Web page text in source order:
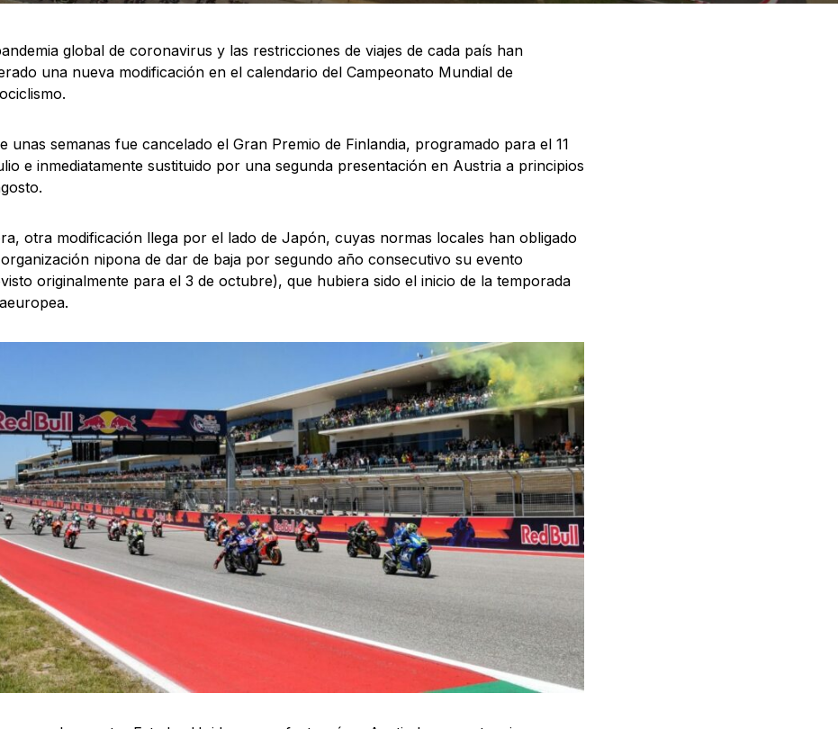
global de coronavirus y las restricciones de viajes de cada país han
una nueva modificación en el calendario del Campeonato Mundial de
unas semanas fue cancelado el Gran Premio de Finlandia, programado para el 11
e inmediatamente sustituido por una segunda presentación en Austria a principios
otra modificación llega por el lado de Japón, cuyas normas locales han obligado
nipona de dar de baja por segundo año consecutivo su evento
originalmente para el 3 de octubre), que hubiera sido el inicio de la temporada